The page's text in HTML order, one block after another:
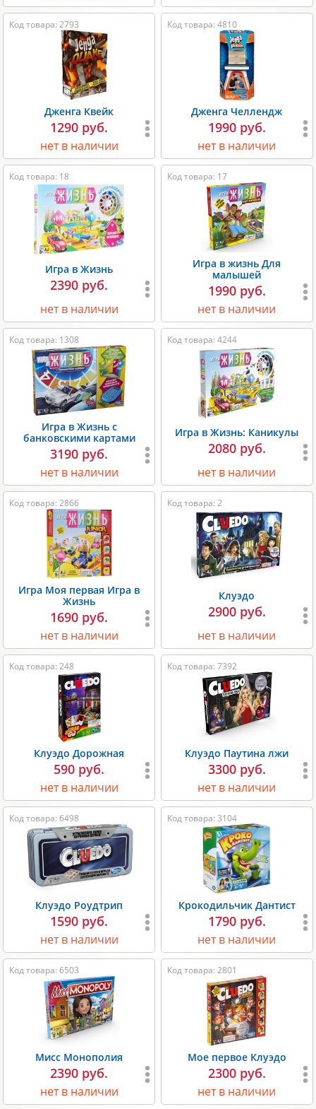
Код товара: 2793
Дженга Квейк
1290 руб.
нет в наличии
Код товара: 4810
Дженга Челлендж
1990 руб.
нет в наличии
Код товара: 18
Игра в Жизнь
2390 руб.
нет в наличии
Код товара: 17
Игра в жизнь Для
малышей
1990 руб.
нет в наличии
Код товара: 1308
Игра в Жизнь с
банковскими картами
3190 руб.
нет в наличии
Код товара: 4244
Игра в Жизнь: Каникулы
2080 руб.
нет в наличии
Код товара: 2866
Игра Моя первая Игра в
Жизнь
1690 руб.
нет в наличии
Код товара: 2
Клуэдо
2900 руб.
нет в наличии
Код товара: 248
Клуэдо Дорожная
590 руб.
нет в наличии
Код товара: 7392
Клуэдо Паутина лжи
3300 руб.
нет в наличии
Код товара: 6498
Клуэдо Роудтрип
1590 руб.
нет в наличии
Код товара: 3104
Крокодильчик Дантист
1790 руб.
нет в наличии
Код товара: 6503
Мисс Монополия
2390 руб.
нет в наличии
Код товара: 2801
Мое первое Клуэдо
2300 руб.
нет в наличии